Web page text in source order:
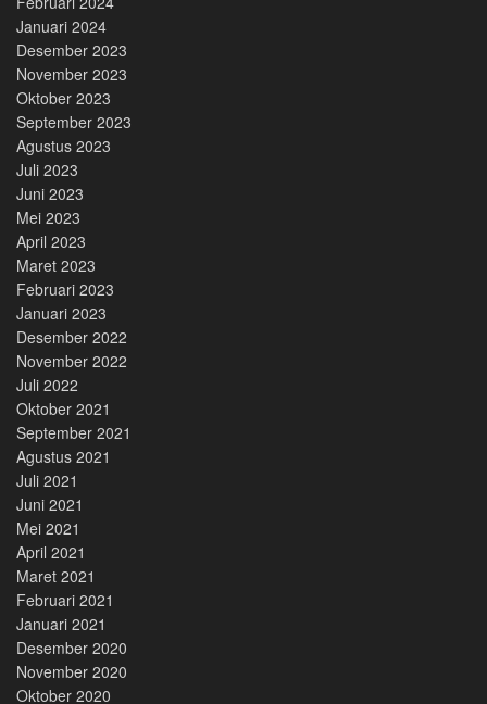
Januari 2024
Desember 2023
November 2023
Oktober 2023
September 2023
Agustus 2023
Juli 2023
Juni 2023
Mei 2023
April 2023
Maret 2023
Februari 2023
Januari 2023
Desember 2022
November 2022
Juli 2022
Oktober 2021
September 2021
Agustus 2021
Juli 2021
Juni 2021
Mei 2021
April 2021
Maret 2021
Februari 2021
Januari 2021
Desember 2020
November 2020
Oktober 2020